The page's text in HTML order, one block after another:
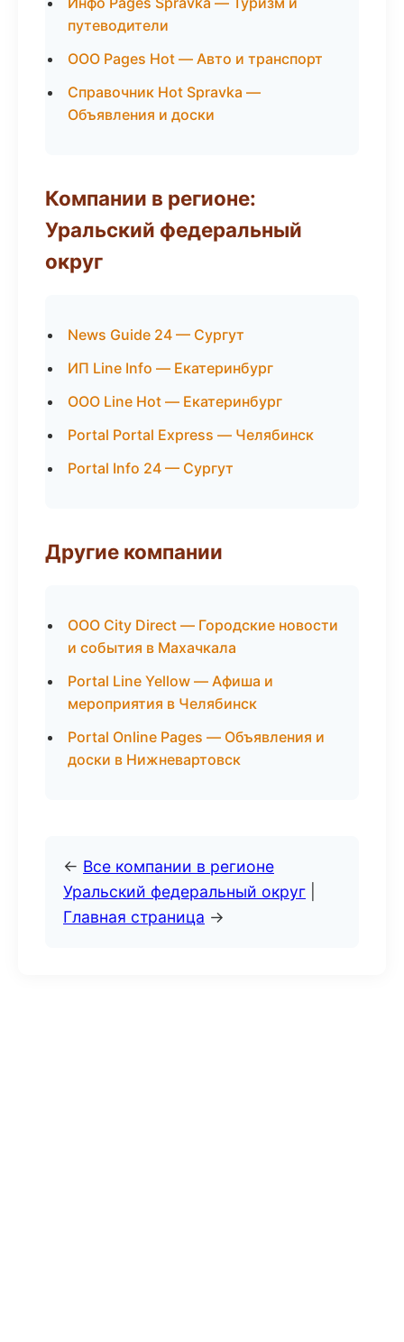
путеводители
ООО Pages Hot — Авто и транспорт
Справочник Hot Spravka —
Объявления и доски
Компании в регионе:
Уральский федеральный
округ
News Guide 24 — Сургут
ИП Line Info — Екатеринбург
ООО Line Hot — Екатеринбург
Portal Portal Express — Челябинск
Portal Info 24 — Сургут
Другие компании
ООО City Direct — Городские новости
и события в Махачкала
Portal Line Yellow — Афиша и
мероприятия в Челябинск
Portal Online Pages — Объявления и
доски в Нижневартовск
← Все компании в регионе
Уральский федеральный округ
Главная страница →